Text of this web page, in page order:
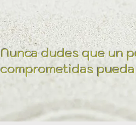
Nunca dudes que un
comprometidas